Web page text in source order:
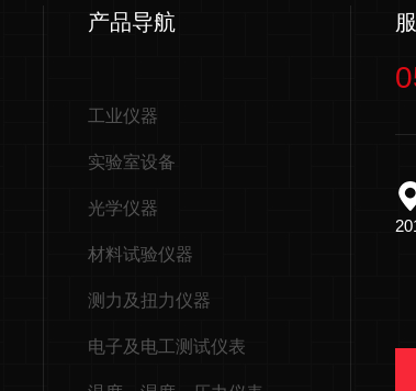
产品导航
工业仪器
实验室设备
光学仪器
材料试验仪器
测力及扭力仪器
电子及电工测试仪表